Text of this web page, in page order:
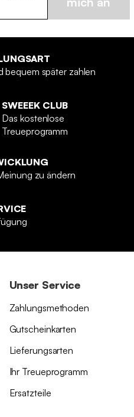
bequem später zahlen
SWEEEK CLUB
Das kostenlose
Treueprogramm
zu ändern
Unser Service
Zahlungsmethoden
Gutscheinkarten
Lieferungsarten
Ihr Treueprogramm
Ersatzteile